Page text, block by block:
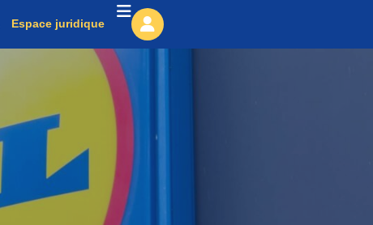
Espace juridique